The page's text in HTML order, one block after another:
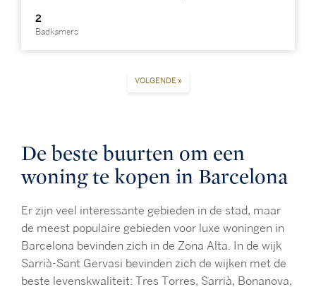
2
Badkamers
VOLGENDE »
De beste buurten om een
woning te kopen in Barcelona
Er zijn veel interessante gebieden in de stad, maar
de meest populaire gebieden voor luxe woningen in
Barcelona bevinden zich in de Zona Alta. In de wijk
Sarrià-Sant Gervasi bevinden zich de wijken met de
beste levenskwaliteit: Tres Torres, Sarrià, Bonanova,